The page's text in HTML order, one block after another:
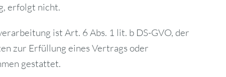
erfolgt nicht.
ist Art. 6 Abs. 1 lit. b DS-GVO, der
zur Erfüllung eines Vertrags oder
gestattet.